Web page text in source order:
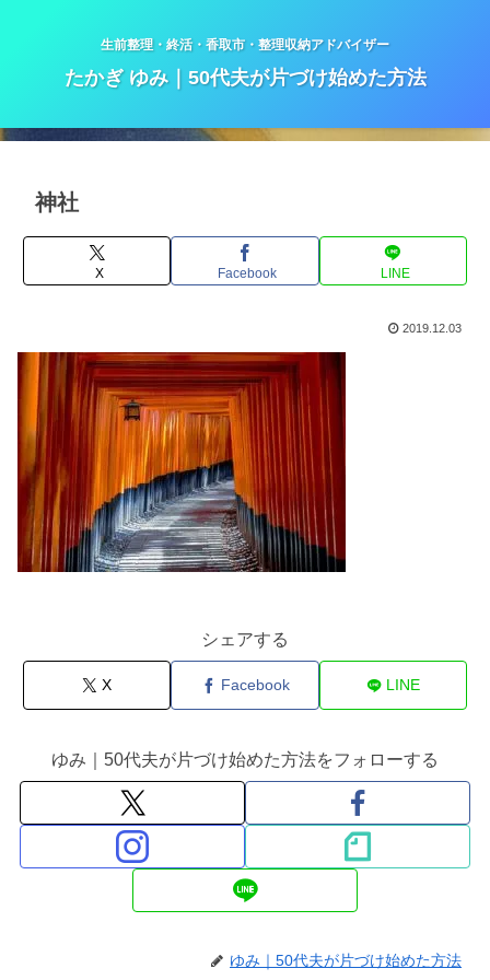
生前整理・終活・香取市・整理収納アドバイザー
たかぎ ゆみ｜50代夫が片づけ始めた方法
神社
X Facebook LINE
2019.12.03
シェアする
X Facebook LINE
ゆみ｜50代夫が片づけ始めた方法をフォローする
ゆみ｜50代夫が片づけ始めた方法